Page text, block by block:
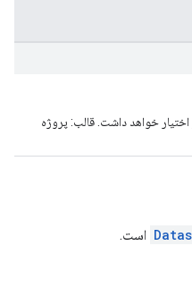
خواهد داشت. قالب: پروژه
است.